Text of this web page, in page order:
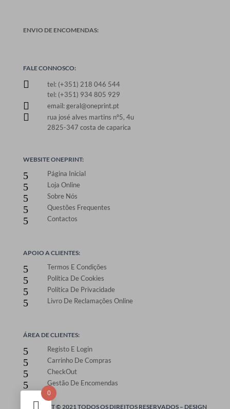
ENVIO DE ENCOMENDAS:
FALE CONNOSCO:

tel: (+351) 218 046 544
tel: (+351) 934 805 929
 email: geral@oneprint.pt

rua josé alves martins nº5, 4u
2825-347 costa de caparica
WEBSITE ONEPRINT:
5 Página Inicial
5 Loja Online
5 Sobre Nós
5 Questões Frequentes
5 Contactos
APOIO A CLIENTES:
5 Termos E Condições
5 Política De Cookies
5 Política De Privacidade
5 Livro De Reclamações Online
ÁREA DE CLIENTES:
5 Registo E Login
5 Carrinho De Compras
5 CheckOut
5 Gestão De Encomendas
ONEPRINT © 2021 TODOS OS DIREITOS RESERVADOS – DESIGN
0